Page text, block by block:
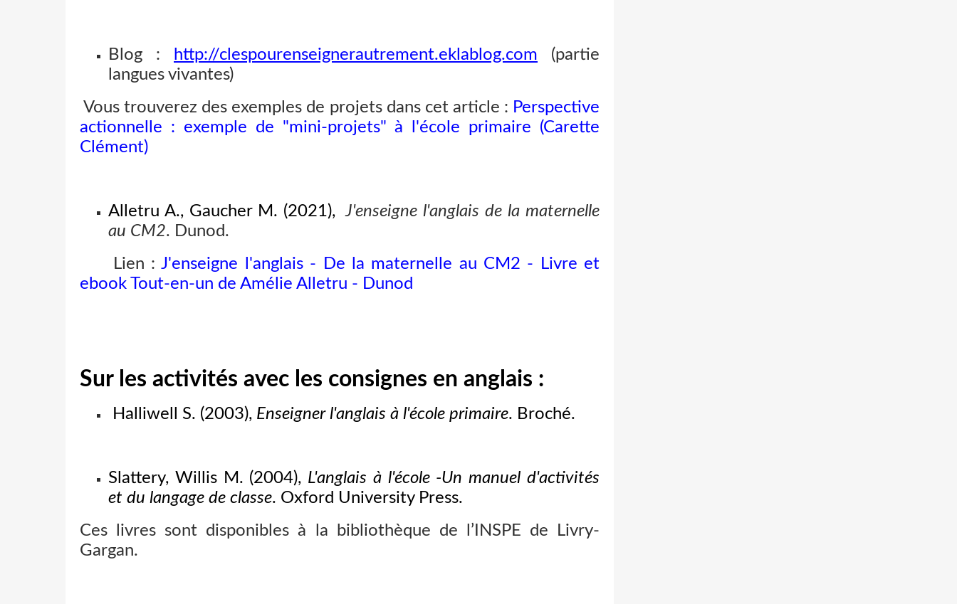
Blog : http://clespourenseignerautrement.eklablog.com
(partie
langues vivantes)
Vous trouverez des exemples de projets dans cet article : Perspective
actionnelle : exemple de "mini-projets" à l'école primaire (Carette
Clément)
Alletru A., Gaucher M. (2021),
J'enseigne l'anglais de la maternelle
au CM2. Dunod.
Lien : J'enseigne l'anglais - De la maternelle au CM2 - Livre et
ebook Tout-en-un de Amélie Alletru - Dunod
Sur les activités avec les consignes en anglais :
Halliwell S. (2003), Enseigner l'anglais à l'école primaire. Broché.
Slattery, Willis M. (2004), L'anglais à l'école -Un manuel d'activités
et du langage de classe. Oxford University Press.
Ces livres sont disponibles à la bibliothèque de l’INSPE de Livry-
Gargan.